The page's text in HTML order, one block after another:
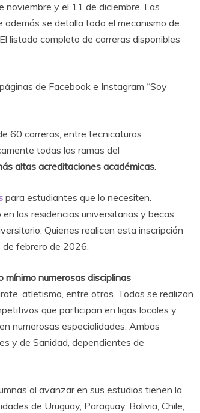
y el 11 de diciembre. Las
además se detalla todo el mecanismo de
listado completo de carreras disponibles
de Facebook e Instagram “Soy
60 carreras, entre tecnicaturas
todas las ramas del
altas acreditaciones académicas.
para estudiantes que lo necesiten.
las residencias universitarias y becas
Quienes realicen esta inscripción
de febrero de 2026.
numerosas disciplinas
atletismo, entre otros. Todas se realizan
que participan en ligas locales y
en numerosas especialidades. Ambas
y de Sanidad, dependientes de
al avanzar en sus estudios tienen la
de Uruguay, Paraguay, Bolivia, Chile,